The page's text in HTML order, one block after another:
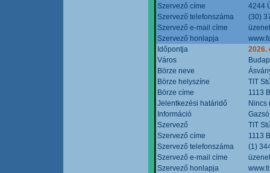
Szervező címe
4244
Szervező telefonszáma
(30)
Szervező e-mail címe
Szervező honlapja
Időpontja
2026.
Város
Börze neve
Börze helyszíne
TIT
Börze címe
1113
Jelentkezési határidő
Nincs
Információ
Szervező
TIT
Szervező címe
1113
Szervező telefonszáma
(1)
Szervező e-mail címe
Szervező honlapja